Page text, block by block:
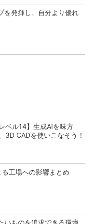
を発揮し、自分より優れ
レベル14】生成AIを味方
3D CADを使いこなそう！
工場への影響まとめ
いものを追求できる環境